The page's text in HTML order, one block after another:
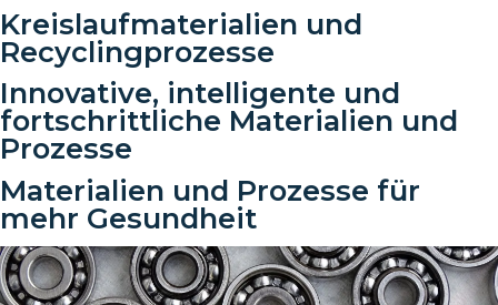
Kreislaufmaterialien und
Recyclingprozesse
Innovative, intelligente und
fortschrittliche Materialien und
Prozesse
Materialien und Prozesse für
mehr Gesundheit